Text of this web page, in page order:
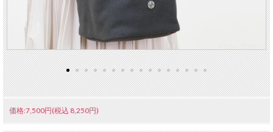
価格:7,500円(税込 8,250円)